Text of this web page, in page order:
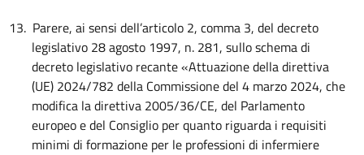
13. Parere, ai sensi dell’articolo 2, comma 3, del decreto
legislativo 28 agosto 1997, n. 281, sullo schema di
decreto legislativo recante «Attuazione della direttiva
(UE) 2024/782 della Commissione del 4 marzo 2024, che
modifica la direttiva 2005/36/CE, del Parlamento
europeo e del Consiglio per quanto riguarda i requisiti
minimi di formazione per le professioni di infermiere